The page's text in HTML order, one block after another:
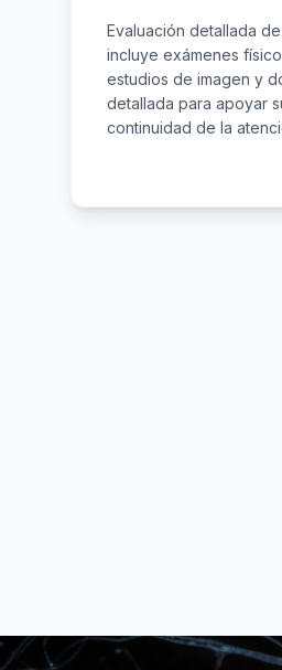
Evaluación detallada
incluye exámenes
estudios de imagen y
detallada para apoyar
continuidad de la